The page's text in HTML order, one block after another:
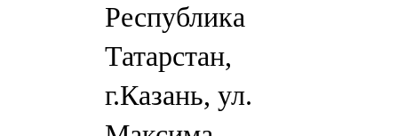
Республика
Татарстан,
г.Казань, ул.